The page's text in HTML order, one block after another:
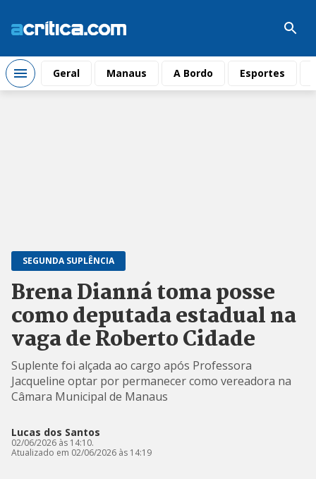
Geral Manaus A Bordo Esportes
SEGUNDA SUPLÊNCIA
Brena Dianná toma posse
como deputada estadual na
vaga de Roberto Cidade
Suplente foi alçada ao cargo após Professora
Jacqueline optar por permanecer como vereadora na
Câmara Municipal de Manaus
Lucas dos Santos
02/06/2026 às 14:10.
Atualizado em 02/06/2026 às 14:19